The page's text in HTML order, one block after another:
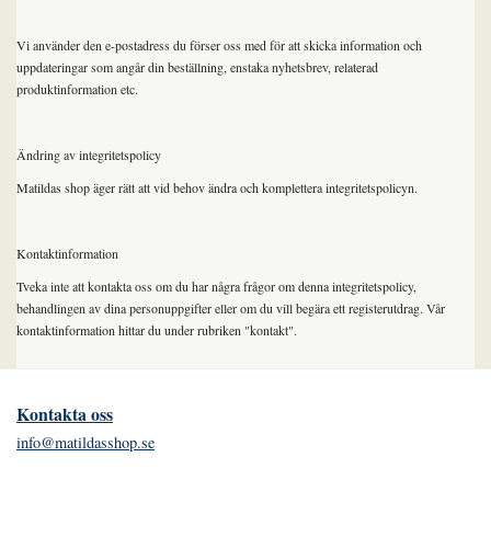
Vi använder den e-postadress du förser oss med för att skicka information och
uppdateringar som angår din beställning, enstaka nyhetsbrev, relaterad
produktinformation etc.
Ändring av integritetspolicy
Matildas shop äger rätt att vid behov ändra och komplettera integritetspolicyn.
Kontaktinformation
Tveka inte att kontakta oss om du har några frågor om denna integritetspolicy,
behandlingen av dina personuppgifter eller om du vill begära ett registerutdrag. Vår
kontaktinformation hittar du under rubriken "kontakt".
Kontakta oss
info@matildasshop.se